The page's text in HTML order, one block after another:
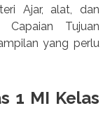
Ajar, alat, dan
Capaian Tujuan
yang perlu
1 MI Kelas